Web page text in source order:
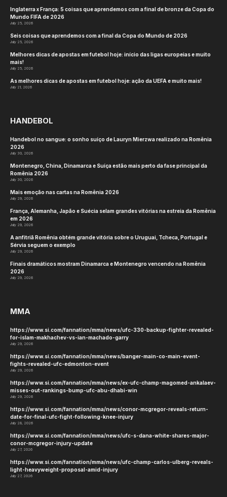
Inglaterra x França: 5 coisas que aprendemos com a final de bronze da Copa do
Mundo FIFA de 2026
July 25, 2026
Seis coisas que aprendemos com a final da Copa do Mundo de 2026
July 25, 2026
Melhores dicas de apostas em futebol hoje: início das ligas europeias e muito
mais!
July 25, 2026
As melhores dicas de apostas em futebol hoje: ação da UEFA e muito mais!
July 21, 2026
HANDEBOL
Handebol no sangue: o sonho suíço de Lauryn Mierzwa realizado na Romênia
2026
July 30, 2026
Montenegro, China, Dinamarca e Suíça estão mais perto da fase principal da
Romênia 2026
July 30, 2026
Mais emoção nas cartas na Romênia 2026
July 29, 2026
França, Alemanha, Japão e Suécia selam grandes vitórias na estreia da Romênia
em 2026
July 29, 2026
A anfitriã Romênia obtém grande vitória sobre o Uruguai, Tcheca, Portugal e
Sérvia seguem o exemplo
July 29, 2026
Finais dramáticos mostram Dinamarca e Montenegro vencendo na Romênia
2026
July 29, 2026
MMA
https://www.si.com/fannation/mma/news/ufc-330-backup-fighter-revealed-
for-islam-makhachev-vs-ian-machado-garry
July 29, 2026
https://www.si.com/fannation/mma/news/banger-main-co-main-event-
fights-revealed-ufc-edmonton-event
July 29, 2026
https://www.si.com/fannation/mma/news/ex-ufc-champ-magomed-ankalaev-
misses-out-rankings-bump-ufc-abu-dhabi-win
July 29, 2026
https://www.si.com/fannation/mma/news/conor-mcgregor-reveals-return-
date-for-final-ufc-fight-following-knee-injury
July 28, 2026
https://www.si.com/fannation/mma/news/ufc-s-dana-white-shares-major-
conor-mcgregor-injury-update
July 27, 2026
https://www.si.com/fannation/mma/news/ufc-champ-carlos-ulberg-reveals-
light-heavyweight-proposal-amid-injury
July 27, 2026